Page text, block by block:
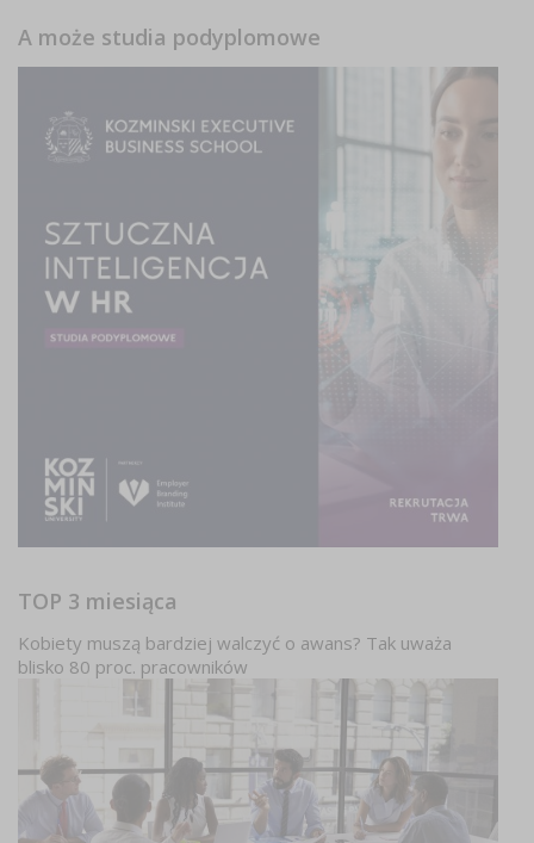
A może studia podyplomowe
TOP 3 miesiąca
Kobiety muszą bardziej walczyć o awans? Tak uważa
blisko 80 proc. pracowników